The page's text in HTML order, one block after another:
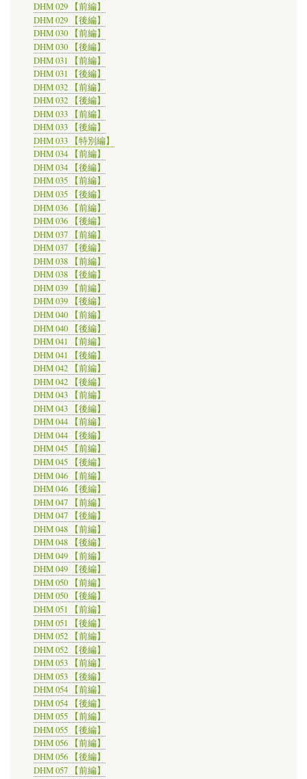
DHM 029 【前編】
DHM 029 【後編】
DHM 030 【前編】
DHM 030 【後編】
DHM 031 【前編】
DHM 031 【後編】
DHM 032 【前編】
DHM 032 【後編】
DHM 033 【前編】
DHM 033 【後編】
DHM 033 【特別編】
DHM 034 【前編】
DHM 034 【後編】
DHM 035 【前編】
DHM 035 【後編】
DHM 036 【前編】
DHM 036 【後編】
DHM 037 【前編】
DHM 037 【後編】
DHM 038 【前編】
DHM 038 【後編】
DHM 039 【前編】
DHM 039 【後編】
DHM 040 【前編】
DHM 040 【後編】
DHM 041 【前編】
DHM 041 【後編】
DHM 042 【前編】
DHM 042 【後編】
DHM 043 【前編】
DHM 043 【後編】
DHM 044 【前編】
DHM 044 【後編】
DHM 045 【前編】
DHM 045 【後編】
DHM 046 【前編】
DHM 046 【後編】
DHM 047 【前編】
DHM 047 【後編】
DHM 048 【前編】
DHM 048 【後編】
DHM 049 【前編】
DHM 049 【後編】
DHM 050 【前編】
DHM 050 【後編】
DHM 051 【前編】
DHM 051 【後編】
DHM 052 【前編】
DHM 052 【後編】
DHM 053 【前編】
DHM 053 【後編】
DHM 054 【前編】
DHM 054 【後編】
DHM 055 【前編】
DHM 055 【後編】
DHM 056 【前編】
DHM 056 【後編】
DHM 057 【前編】